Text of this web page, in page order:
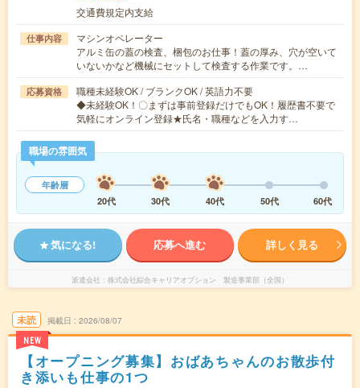
交通費規定内支給
仕事内容
マシンオペレーター
アルミ缶の蓋の検査、梱包のお仕事！蓋の厚み、穴が空いて
いないかなど機械にセットして検査する作業です。…
応募資格
職種未経験OK / ブランクOK / 英語力不要
◆未経験OK！〇まずは事前登録だけでもOK！履歴書不要で
気軽にオンライン登録★氏名・職種などを入力す…
職場の雰囲気
年齢層
20代
30代 40代 50代 60代
気になる! 応募へ進む 詳しく見る
派遣会社 株式会社綜合キャリアオプション 製造事業部（全国）
未読
NEW
掲載日 2026/08/07
【オープニング募集】おばあちゃんのお散歩付
き添いも仕事の1つ